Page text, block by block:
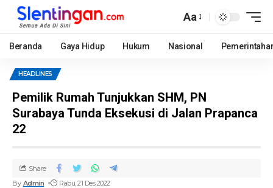
Aa
Beranda Gaya Hidup Hukum Nasional
HEADLINES
Pemilik Rumah Tunjukkan SHM, PN
Surabaya Tunda Eksekusi di Jalan Prapanca
22
By Admin Rabu, 21 Des 2022
Share